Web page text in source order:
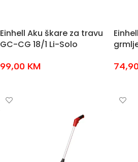
Einhell Aku škare za travu
GC-CG 18/1 Li-Solo
99,00 KM